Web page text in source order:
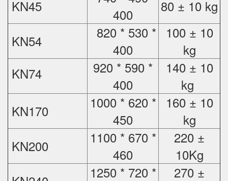
KN45
400
80 ± 10 kg
KN54
820 * 530 *
400
100 ± 10
kg
KN74
920 * 590 *
400
140 ± 10
kg
KN170
1000 * 620 *
450
160 ± 10
kg
KN200
1100 * 670 *
460
220 ±
10Kg
1250 * 720 *
270 ±